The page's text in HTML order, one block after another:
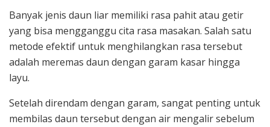
Banyak jenis daun liar memiliki rasa pahit atau getir
yang bisa mengganggu cita rasa masakan. Salah satu
metode efektif untuk menghilangkan rasa tersebut
adalah meremas daun dengan garam kasar hingga
layu.
Setelah direndam dengan garam, sangat penting untuk
membilas daun tersebut dengan air mengalir sebelum